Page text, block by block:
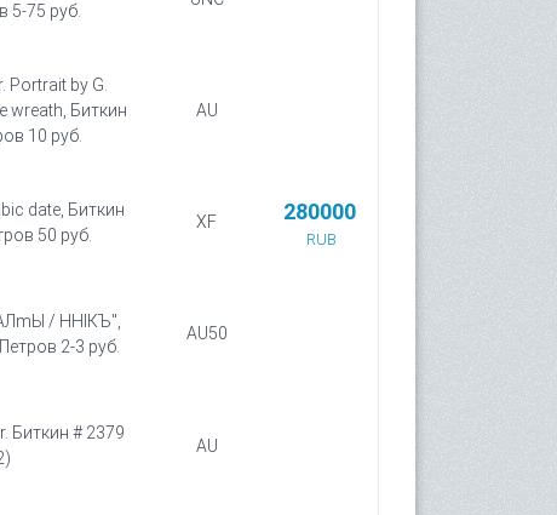
5-75 руб.
Portrait by G.
wreath, Биткин
10 руб.
AU
date, Биткин
50 руб.
XF 280000
RUB
/ ННIКЪ",
2-3 руб.
AU50
Биткин # 2379
AU